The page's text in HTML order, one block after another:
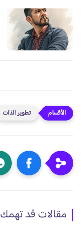
تطوير الذات
مقالات قد تهمك